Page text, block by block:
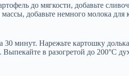
до мягкости, добавьте
добавьте немного молока для
30 минут. Нарежьте картошку
в разогретой до 200°C